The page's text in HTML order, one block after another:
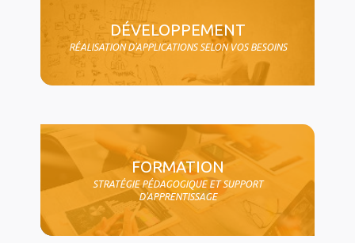
DÉVELOPPEMENT
RÉALISATION D'APPLICATIONS SELON VOS BESOINS
FORMATION
STRATÉGIE PÉDAGOGIQUE ET SUPPORT
D'APPRENTISSAGE